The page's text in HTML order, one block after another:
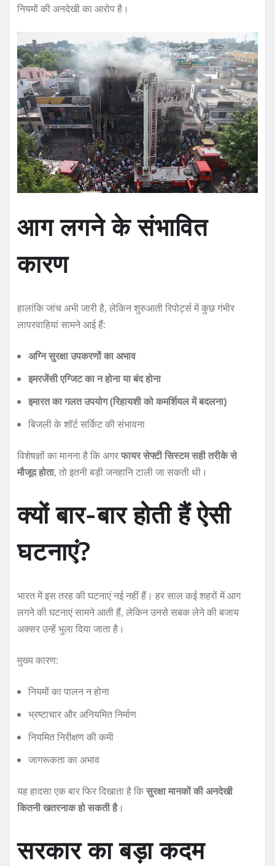
नियमों की अनदेखी का आरोप है।
आग लगने के संभावित
कारण
हालांकि जांच अभी जारी है, लेकिन शुरुआती रिपोर्ट्स में कुछ गंभीर
लापरवाहियां सामने आई हैं:
अग्नि सुरक्षा उपकरणों का अभाव
इमरजेंसी एग्जिट का न होना या बंद होना
इमारत का गलत उपयोग (रिहायशी को कमर्शियल में बदलना)
बिजली के शॉर्ट सर्किट की संभावना
विशेषज्ञों का मानना है कि अगरफायर सेफ्टी सिस्टम सही तरीके से
मौजूद होता, तो इतनी बड़ी जनहानि टाली जा सकती थी।
क्यों बार-बार होती हैं ऐसी
घटनाएं?
भारत में इस तरह की घटनाएं नई नहीं हैं। हर साल कई शहरों में आग
लगने की घटनाएं सामने आती हैं, लेकिन उनसे सबक लेने की बजाय
अक्सर उन्हें भुला दिया जाता है।
मुख्य कारण:
नियमों का पालन न होना
भ्रष्टाचार और अनियमित निर्माण
नियमित निरीक्षण की कमी
जागरूकता का अभाव
यह हादसा एक बार फिर दिखाता है किसुरक्षा मानकों की अनदेखी
कितनी खतरनाक हो सकती है।
सरकार का बड़ा कदम